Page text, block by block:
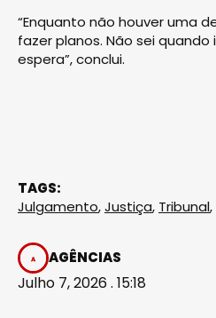
“Enquanto não houver uma
fazer planos. Não sei quando
espera”, conclui.
TAGS:
Julgamento,Justiça, Tribunal,
AGÊNCIAS
Julho 7, 2026 . 15:18